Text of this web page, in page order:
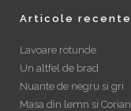
Articole recente
Lavoare rotunde
Un altfel de brad
Nuante de negru si gri
Masa din lemn si Corian